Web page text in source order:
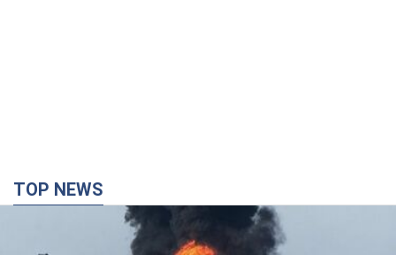
TOP NEWS